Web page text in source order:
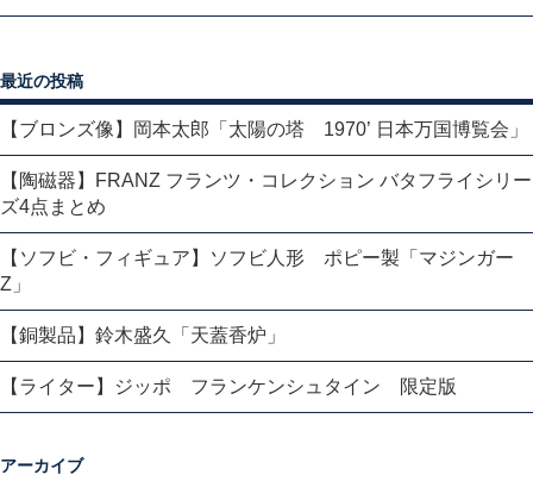
最近の投稿
【ブロンズ像】岡本太郎「太陽の塔 1970’ 日本万国博覧会」
【陶磁器】FRANZ フランツ・コレクション バタフライシリー
ズ4点まとめ
【ソフビ・フィギュア】ソフビ人形 ポピー製「マジンガー
Z」
【銅製品】鈴木盛久「天蓋香炉」
【ライター】ジッポ フランケンシュタイン 限定版
アーカイブ